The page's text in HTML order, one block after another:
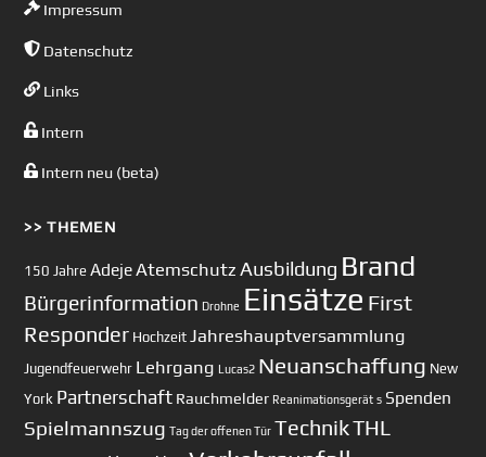
Impressum
Datenschutz
Links
Intern
Intern neu (beta)
>> THEMEN
150 Jahre AdejeAtemschutz Ausbildung Brand
Bürgerinformation Drohne Einsätze First
Responder Hochzeit Jahreshauptversammlung
Jugendfeuerwehr Lehrgang Lucas2 Neuanschaffung New
York Partnerschaft Rauchmelder Reanimationsgerät s Spenden
Spielmannszug Tag der offenen Tür TechnikTHL